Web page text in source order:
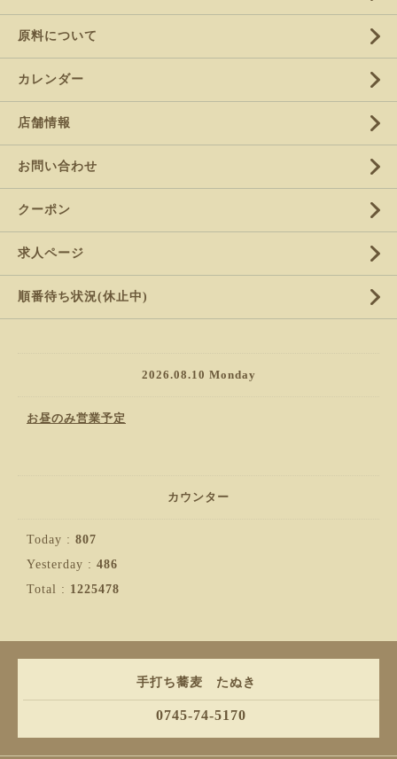
原料について
カレンダー
店舗情報
お問い合わせ
クーポン
求人ページ
順番待ち状況(休止中)
2026.08.10 Monday
お昼のみ営業予定
カウンター
Today : 807
Yesterday : 486
Total : 1225478
手打ち蕎麦 たぬき
0745-74-5170